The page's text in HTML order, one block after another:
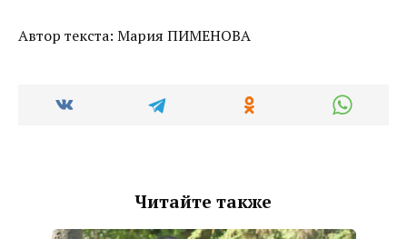
Автор текста: Мария ПИМЕНОВА
Читайте также